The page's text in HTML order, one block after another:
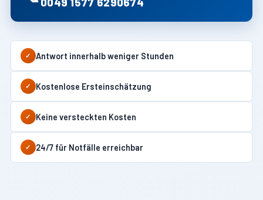
✓ Antwort innerhalb weniger Stunden
✓ Kostenlose Ersteinschätzung
✓ Keine versteckten Kosten
✓ 24/7 für Notfälle erreichbar